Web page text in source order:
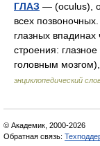
ГЛАЗ — (oculus),
всех
глазных
строения:
головным
энциклопедический
© Академик, 2000-2026
Обратная связь: